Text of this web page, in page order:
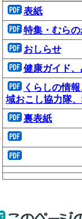
表紙
特集・むら
おしらせ
健康ガイド、
くらしの情報
域おこし協力隊
裏表紙